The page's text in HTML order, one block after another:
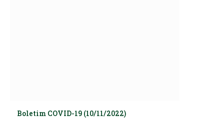
Boletim COVID-19 (10/11/2022)